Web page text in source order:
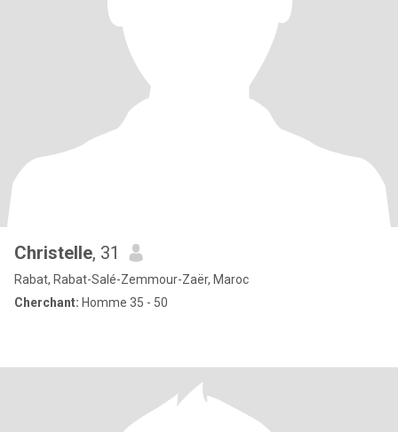
Christelle, 31
Rabat, Rabat-Salé-Zemmour-Zaër, Maroc
Cherchant: Homme 35 - 50